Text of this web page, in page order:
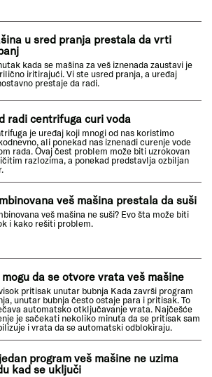
u sred pranja prestala da vrti
kada se mašina za veš iznenada zaustavi je
iritirajući. Vi ste usred pranja, a uređaj
prestaje da radi.
radi centrifuga curi voda
je uređaj koji mnogi od nas koristimo
ali ponekad nas iznenadi curenje vode
rada. Ovaj čest problem može biti uzrokovan
razlozima, a ponekad predstavlja ozbiljan
veš mašina prestala da suši
veš mašina ne suši? Evo šta može biti
i kako rešiti problem.
mogu da se otvore vrata veš mašine
pritisak unutar bubnja Kada završi program
unutar bubnja često ostaje para i pritisak. To
automatsko otključavanje vrata. Najčešće
je sačekati nekoliko minuta da se pritisak sam
i vrata da se automatski odblokiraju.
program veš mašine ne uzima
kad se uključi